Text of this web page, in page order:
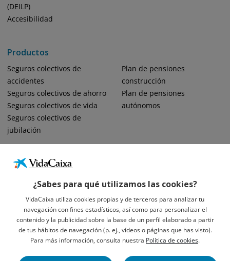
¿Sabes para qué utilizamos las cookies?
VidaCaixa utiliza cookies propias y de terceros para analizar tu
navegación con fines estadísticos, así como para personalizar el
contenido y la publicidad sobre la base de un perfil elaborado a partir
de tus hábitos de navegación (p. ej., vídeos o páginas que has visto).
Para más información, consulta nuestra Política de cookies.
(DEILP)
Accesibilidad
Productos
Seguros colectivos de
accidentes
Seguros colectivos de ahorro
Seguros colectivos de vida
Seguros colectivos de
jubilación
Plan de pensiones
construcción
Plan de pensiones
autónomos
Informació Legal Sobre VidaCaixa, S.A.
Avís Legal
Privacidad